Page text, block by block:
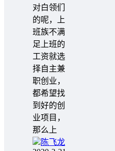
对白领们
的呢，上
班族不满
足上班的
工资就选
择自主兼
职创业，
都希望找
到好的创
业项目，
那么上
陈飞龙